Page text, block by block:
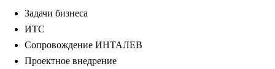
Задачи бизнеса
ИТС
Сопровождение ИНТАЛЕВ
Проектное внедрение